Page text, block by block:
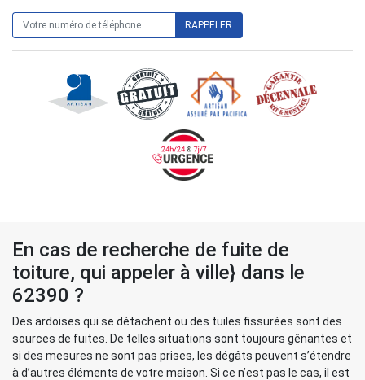
En cas de recherche de fuite de
toiture, qui appeler à ville} dans le
62390 ?
Des ardoises qui se détachent ou des tuiles fissurées sont des
sources de fuites. De telles situations sont toujours gênantes et
si des mesures ne sont pas prises, les dégâts peuvent s’étendre
à d’autres éléments de votre maison. Si ce n’est pas le cas, il est